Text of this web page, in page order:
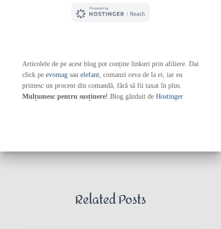
Articolele de pe acest blog pot conține linkuri prin afiliere. Dai
click pe evomag sau elefant, comanzi ceva de la ei, iar eu
primesc un procent din comandă, fără să fii taxat în plus.
Mulțumesc pentru susținere! Blog găzduit de Hostinger
Related Posts